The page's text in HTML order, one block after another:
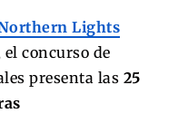
Lights
el concurso de
presenta las 25